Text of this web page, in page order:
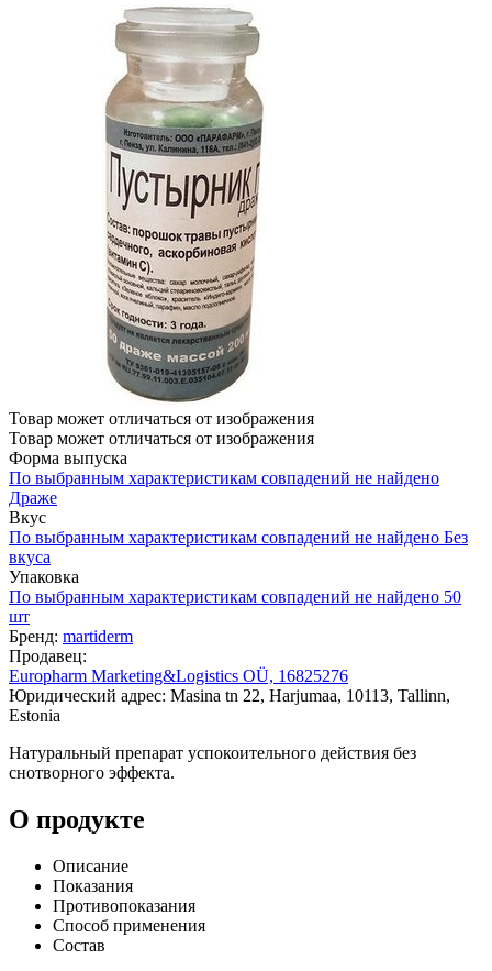
Товар может отличаться от изображения
Товар может отличаться от изображения
Форма выпуска
По выбранным характеристикам совпадений не найдено
Драже
Вкус
По выбранным характеристикам совпадений не найдено Без
вкуса
Упаковка
По выбранным характеристикам совпадений не найдено 50
шт
Бренд: martiderm
Продавец:
Europharm Marketing&Logistics OÜ, 16825276
Юридический адрес: Masina tn 22, Harjumaa, 10113, Tallinn,
Estonia
Натуральный препарат успокоительного действия без
снотворного эффекта.
О продукте
Описание
Показания
Противопоказания
Способ применения
Состав